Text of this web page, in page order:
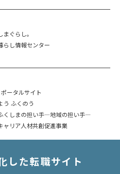
した転職サイト
ぐらし。
らし情報センター
ータルサイト
う ふくのう
くしまの担い手―地域の担い手―
ャリア人材共創促進事業